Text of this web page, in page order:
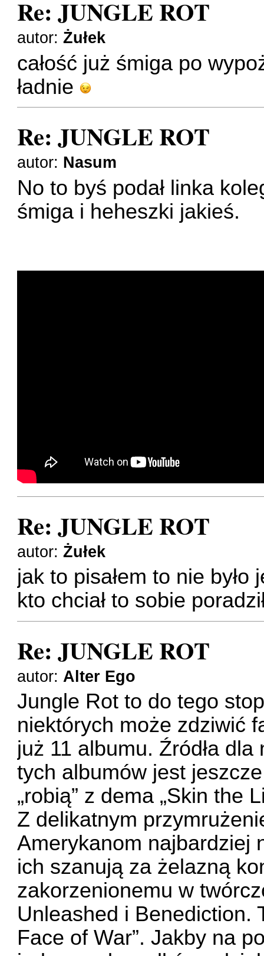
Re: JUNGLE ROT
autor:Żułek
całość już śmiga po
ładnie
Re: JUNGLE ROT
autor: Nasum
No to byś podał linka
śmiga i heheszki jakieś.
Re: JUNGLE ROT
autor:Żułek
jak to pisałem to nie
kto chciał to sobie
Re: JUNGLE ROT
autor: Alter Ego
Jungle Rot to do tego
niektórych może zdziwić
już 11 albumu. Źródła
tych albumów jest
„robią” z dema „Skin the
Z delikatnym
Amerykanom najbardziej
ich szanują za żelazną
zakorzenionemu w
Unleashed i Benediction.
Face of War”. Jakby na